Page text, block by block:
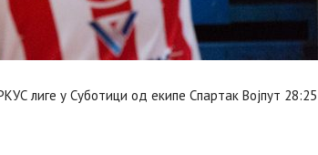
лиге у Суботици од екипе Спартак Војпут 28:25